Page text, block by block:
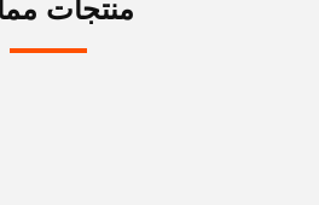
منتجات